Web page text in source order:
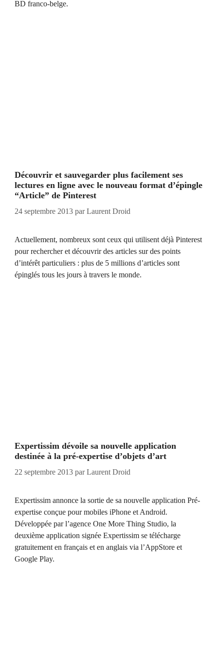
BD franco-belge.
Découvrir et sauvegarder plus facilement ses
lectures en ligne avec le nouveau format d’épingle
“Article” de Pinterest
24 septembre 2013 parLaurent Droid
Actuellement, nombreux sont ceux qui utilisent déjà Pinterest
pour rechercher et découvrir des articles sur des points
d’intérêt particuliers : plus de 5 millions d’articles sont
épinglés tous les jours à travers le monde.
Expertissim dévoile sa nouvelle application
destinée à la pré-expertise d’objets d’art
22 septembre 2013 parLaurent Droid
Expertissim annonce la sortie de sa nouvelle application Pré-
expertise conçue pour mobiles iPhone et Android.
Développée par l’agence One More Thing Studio, la
deuxième application signée Expertissim se télécharge
gratuitement en français et en anglais via l’AppStore et
Google Play.